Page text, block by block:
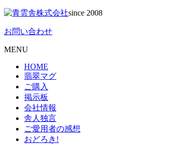
since 2008
お問い合わせ
MENU
HOME
翡翠マグ
ご購入
掲示板
会社情報
舎人独言
ご愛用者の感想
おどろき!